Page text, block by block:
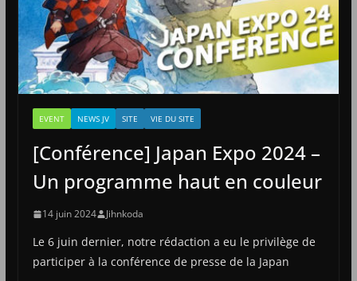
EVENT NEWS JV SITE VIE DU SITE
[Conférence] Japan Expo 2024 –
Un programme haut en couleur
14 juin 2024 Jihnkoda
Le 6 juin dernier, notre rédaction a eu le privilège de
participer à la conférence de presse de la Japan